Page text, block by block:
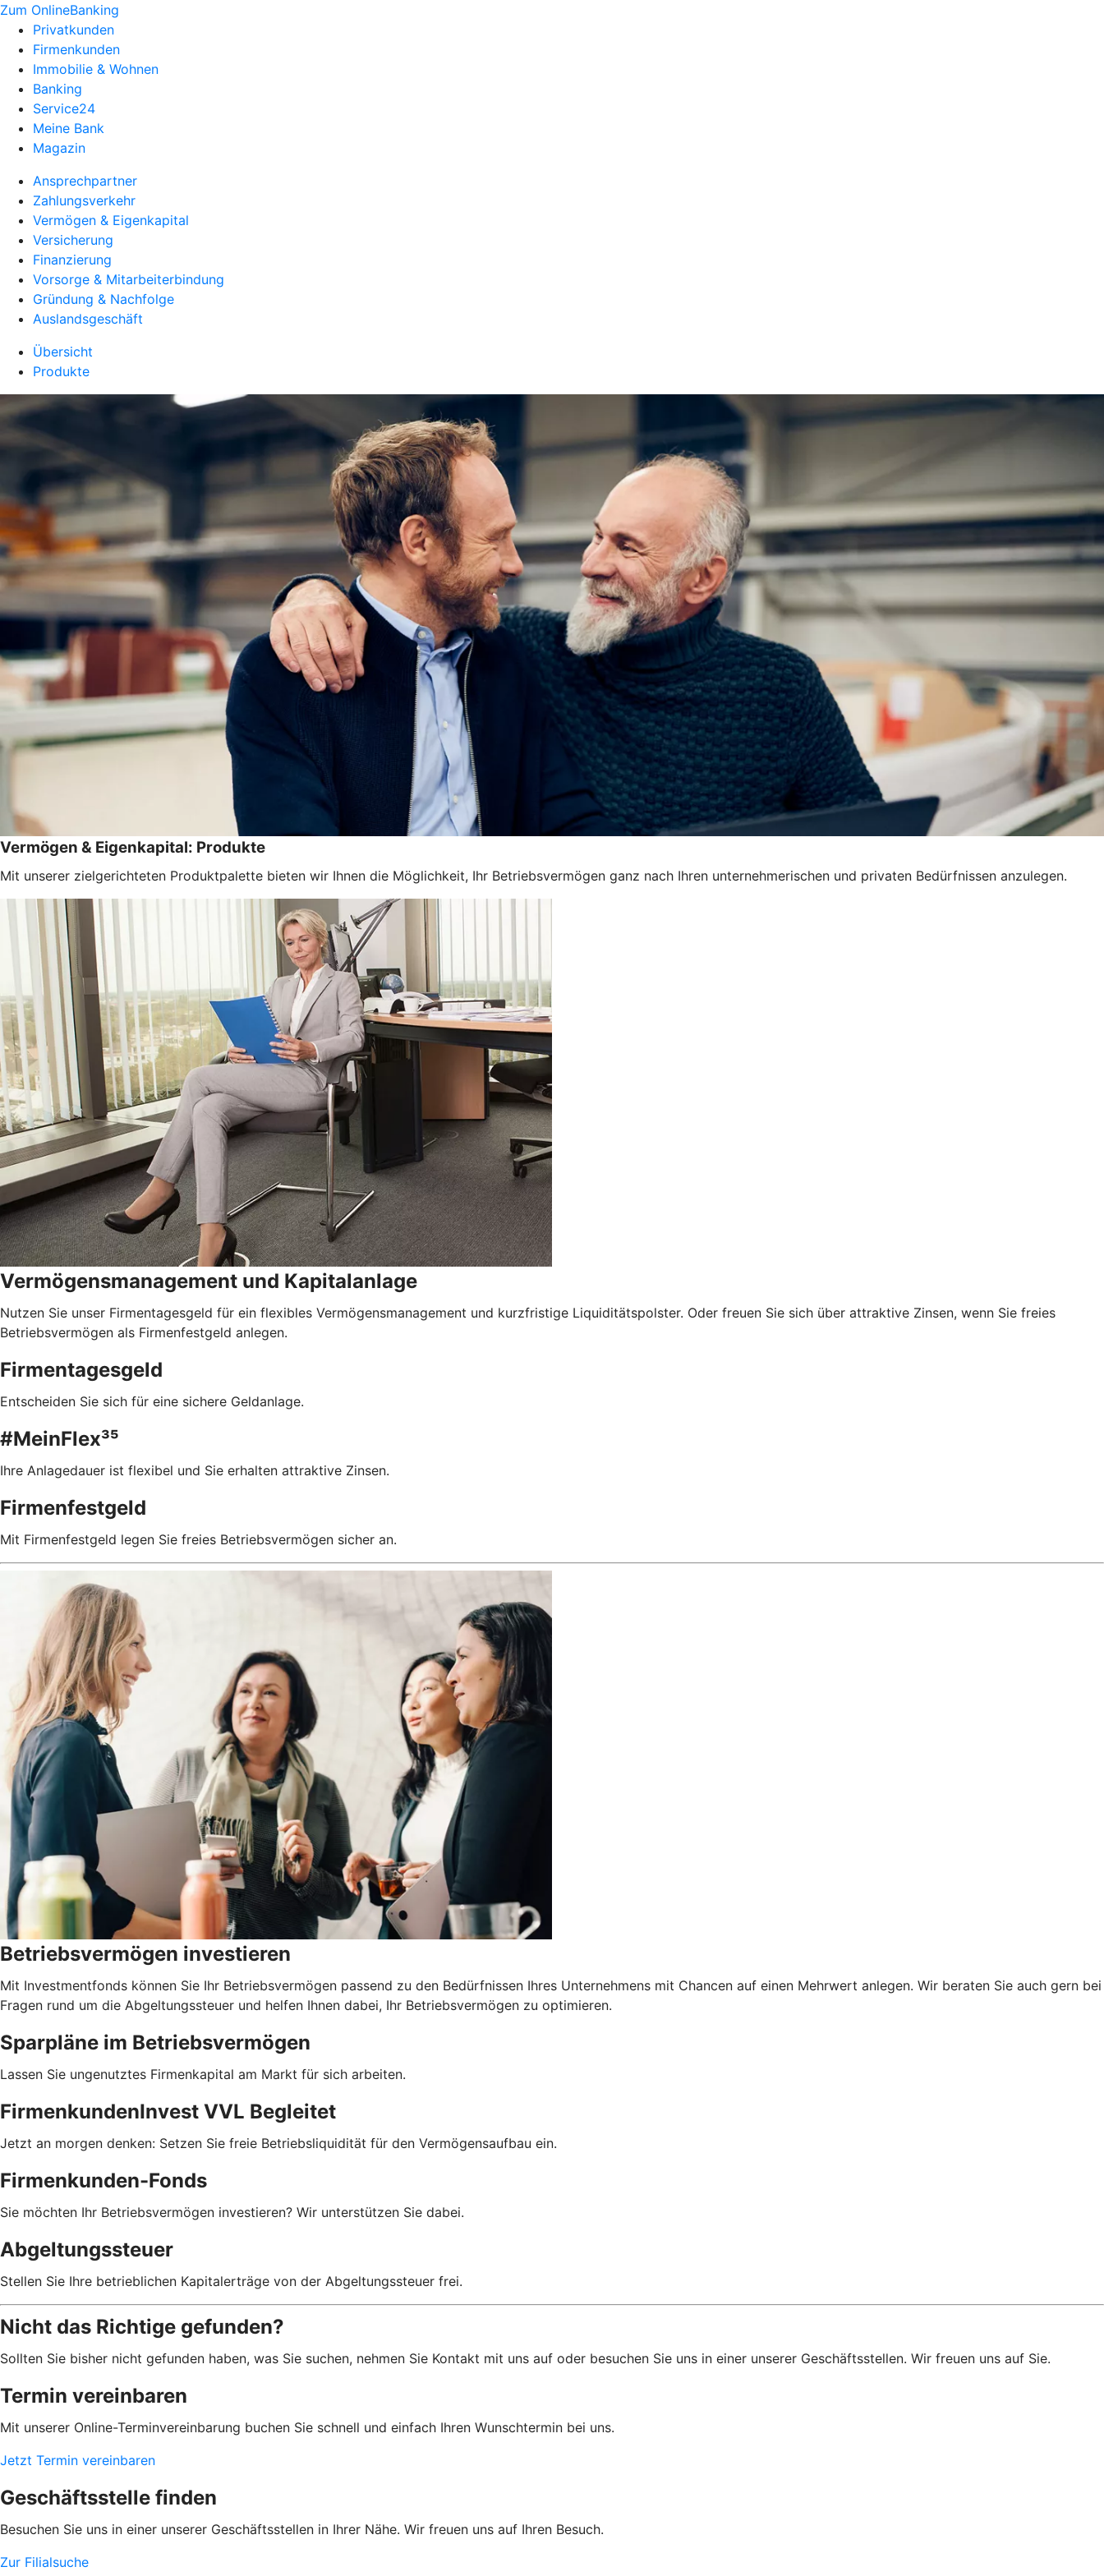
Zum OnlineBanking
Privatkunden
Firmenkunden
Immobilie & Wohnen
Banking
Service24
Meine Bank
Magazin
Ansprechpartner
Zahlungsverkehr
Vermögen & Eigenkapital
Versicherung
Finanzierung
Vorsorge & Mitarbeiterbindung
Gründung & Nachfolge
Auslandsgeschäft
Übersicht
Produkte
Vermögen & Eigenkapital: Produkte
Mit unserer zielgerichteten Produktpalette bieten wir Ihnen die Möglichkeit, Ihr Betriebsvermögen ganz nach Ihren unternehmerischen und privaten Bedürfnissen anzulegen.
Vermögensmanagement und Kapitalanlage
Nutzen Sie unser Firmentagesgeld für ein flexibles Vermögensmanagement und kurzfristige Liquiditätspolster. Oder freuen Sie sich über attraktive Zinsen, wenn Sie freies
Betriebsvermögen als Firmenfestgeld anlegen.
Firmentagesgeld
Entscheiden Sie sich für eine sichere Geldanlage.
#MeinFlex³⁵
Ihre Anlagedauer ist flexibel und Sie erhalten attraktive Zinsen.
Firmenfestgeld
Mit Firmenfestgeld legen Sie freies Betriebsvermögen sicher an.
Betriebsvermögen investieren
Mit Investmentfonds können Sie Ihr Betriebsvermögen passend zu den Bedürfnissen Ihres Unternehmens mit Chancen auf einen Mehrwert anlegen. Wir beraten Sie auch gern bei
Fragen rund um die Abgeltungssteuer und helfen Ihnen dabei, Ihr Betriebsvermögen zu optimieren.
Sparpläne im Betriebsvermögen
Lassen Sie ungenutztes Firmenkapital am Markt für sich arbeiten.
FirmenkundenInvest VVL Begleitet
Jetzt an morgen denken: Setzen Sie freie Betriebsliquidität für den Vermögensaufbau ein.
Firmenkunden-Fonds
Sie möchten Ihr Betriebsvermögen investieren? Wir unterstützen Sie dabei.
Abgeltungssteuer
Stellen Sie Ihre betrieblichen Kapitalerträge von der Abgeltungssteuer frei.
Nicht das Richtige gefunden?
Sollten Sie bisher nicht gefunden haben, was Sie suchen, nehmen Sie Kontakt mit uns auf oder besuchen Sie uns in einer unserer Geschäftsstellen. Wir freuen uns auf Sie.
Termin vereinbaren
Mit unserer Online-Terminvereinbarung buchen Sie schnell und einfach Ihren Wunschtermin bei uns.
Jetzt Termin vereinbaren
Geschäftsstelle finden
Besuchen Sie uns in einer unserer Geschäftsstellen in Ihrer Nähe. Wir freuen uns auf Ihren Besuch.
Zur Filialsuche